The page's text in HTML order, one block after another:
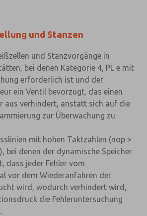
und Stanzen
und Stanzvorgänge in
bei denen Kategorie 4, PL e mit
erforderlich ist und der
ein Ventil bevorzugt, das einen
aus verhindert, anstatt sich auf die
zur Überwachung zu
mit hohen Taktzahlen (nop >
bei denen der dynamische Speicher
dass jeder Fehler vom
vor dem Wiederanfahren der
wird, wodurch verhindert wird,
die Fehleruntersuchung